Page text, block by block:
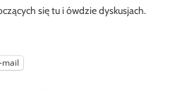
się tu i ówdzie dyskusjach.
mail